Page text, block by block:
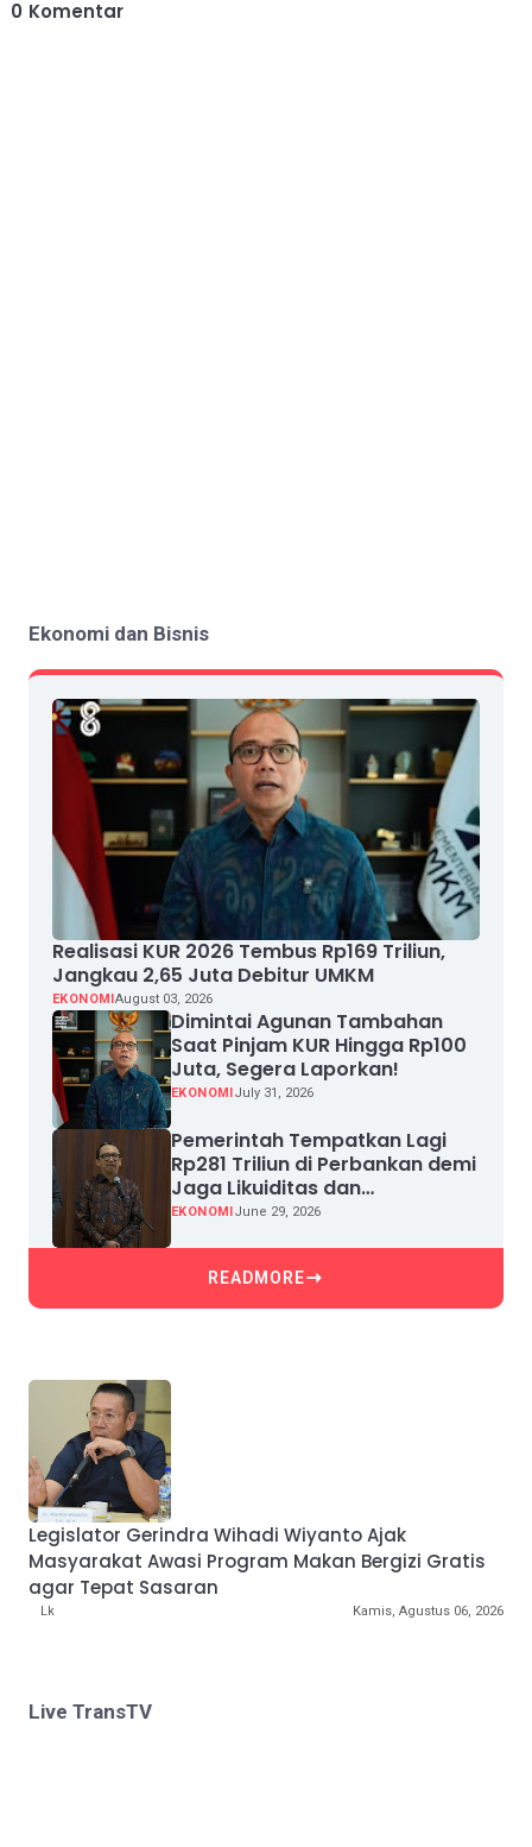
0 Komentar
Ekonomi dan Bisnis
Realisasi KUR 2026 Tembus Rp169 Triliun,
Jangkau 2,65 Juta Debitur UMKM
EKONOMIAugust 03, 2026
Dimintai Agunan Tambahan
Saat Pinjam KUR Hingga Rp100
Juta, Segera Laporkan!
EKONOMIJuly 31, 2026
Pemerintah Tempatkan Lagi
Rp281 Triliun di Perbankan demi
Jaga Likuiditas dan
Pertumbuhan Kredit
EKONOMIJune 29, 2026
READMORE
Legislator Gerindra Wihadi Wiyanto Ajak
Masyarakat Awasi Program Makan Bergizi Gratis
agar Tepat Sasaran
Lk Kamis, Agustus 06, 2026
Live TransTV